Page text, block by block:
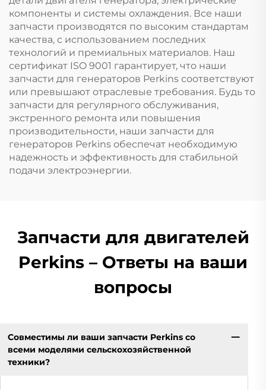
компоненты и системы охлаждения. Все наши
запчасти производятся по высоким стандартам
качества, с использованием последних
технологий и премиальных материалов. Наш
сертификат ISO 9001 гарантирует, что наши
запчасти для генераторов Perkins соответствуют
или превышают отраслевые требования. Будь то
запчасти для регулярного обслуживания,
экстренного ремонта или повышения
производительности, наши запчасти для
генераторов Perkins обеспечат необходимую
надежность и эффективность для стабильной
подачи электроэнергии.
Запчасти для двигателей
Perkins – Ответы на ваши
вопросы
Совместимы ли ваши запчасти Perkins со
всеми моделями сельскохозяйственной
техники?